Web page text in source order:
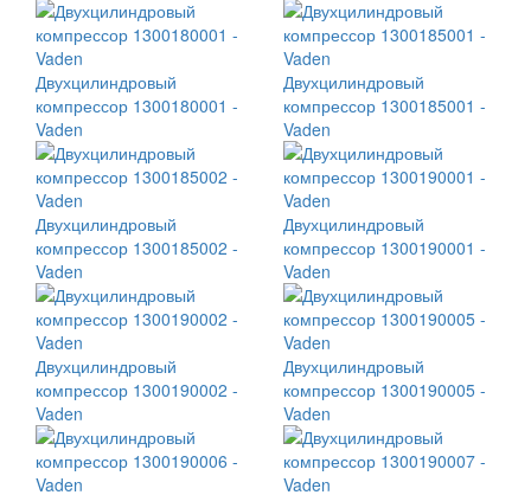
Двухцилиндровый
компрессор 1300180001 -
Vaden
Двухцилиндровый
компрессор 1300185001 -
Vaden
Двухцилиндровый
компрессор 1300185002 -
Vaden
Двухцилиндровый
компрессор 1300190001 -
Vaden
Двухцилиндровый
компрессор 1300190002 -
Vaden
Двухцилиндровый
компрессор 1300190005 -
Vaden